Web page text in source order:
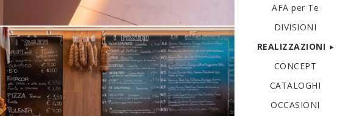
AFA per Te
DIVISIONI
REALIZZAZIONI
CONCEPT
CATALOGHI
OCCASIONI